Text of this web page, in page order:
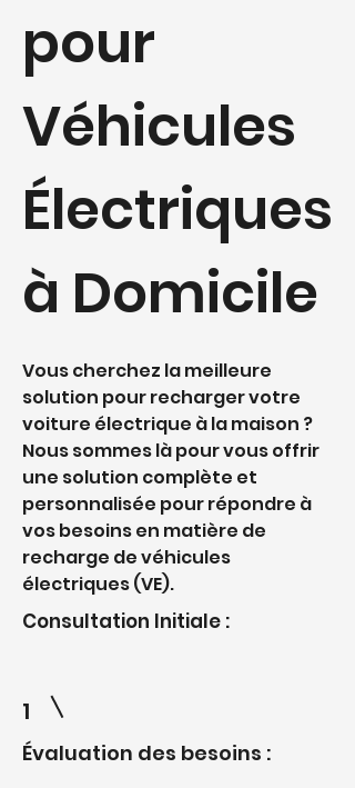
pour
Véhicules
Électriques
à Domicile
Vous cherchez la meilleure
solution pour recharger votre
voiture électrique à la maison ?
Nous sommes là pour vous offrir
une solution complète et
personnalisée pour répondre à
vos besoins en matière de
recharge de véhicules
électriques (VE).
Consultation Initiale :
1
Évaluation des besoins :